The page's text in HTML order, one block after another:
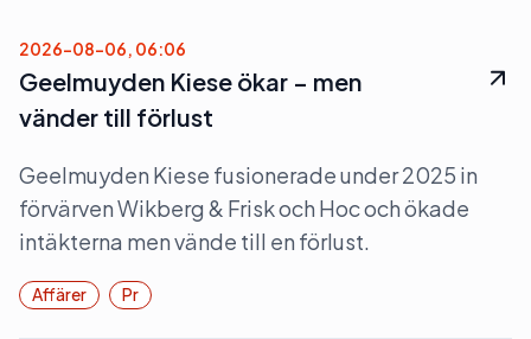
2026-08-06, 06:06
Geelmuyden Kiese ökar – men
vänder till förlust
Geelmuyden Kiese fusionerade under 2025 in
förvärven Wikberg & Frisk och Hoc och ökade
intäkterna men vände till en förlust.
Affärer Pr